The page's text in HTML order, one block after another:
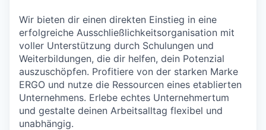
Wir bieten dir einen direkten Einstieg in eine
erfolgreiche Ausschließlichkeitsorganisation mit
voller Unterstützung durch Schulungen und
Weiterbildungen, die dir helfen, dein Potenzial
auszuschöpfen. Profitiere von der starken Marke
ERGO und nutze die Ressourcen eines etablierten
Unternehmens. Erlebe echtes Unternehmertum
und gestalte deinen Arbeitsalltag flexibel und
unabhängig.